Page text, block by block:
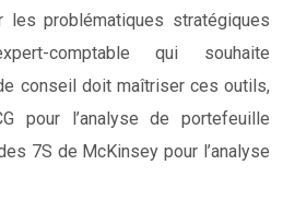
les problématiques stratégiques
comptable qui souhaite
conseil doit maîtriser ces outils,
pour l’analyse de portefeuille
7S de McKinsey pour l’analyse